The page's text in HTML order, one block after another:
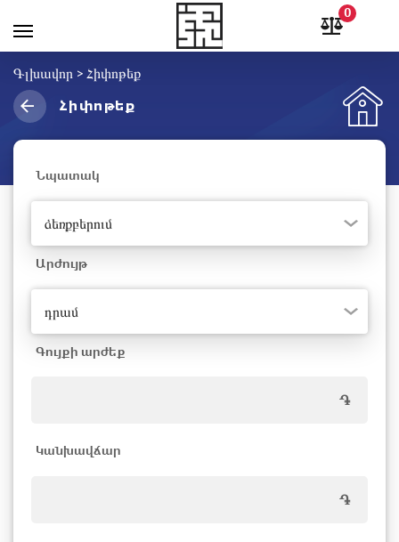
0
Գլխավոր > Հիփոթեք
Հիփոթեք
Նպատակ
ձեռքբերում
Արժույթ
դրամ
Գույքի արժեք
֏
Կանխավճար
֏